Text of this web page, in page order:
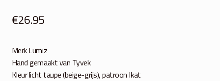
€26.95
Merk Lumiz
Hand gemaakt van Tyvek
Kleur licht taupe (beige-grijs), patroon Ikat